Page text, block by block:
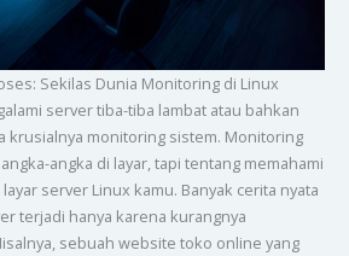
Sekilas Dunia Monitoring di Linux
server tiba-tiba lambat atau bahkan
krusialnya monitoring sistem. Monitoring
angka di layar, tapi tentang memahami
server Linux kamu. Banyak cerita nyata
terjadi hanya karena kurangnya
sebuah website toko online yang